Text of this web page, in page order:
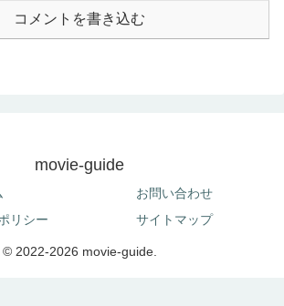
コメントを書き込む
movie-guide
お問い合わせ
リシー
サイトマップ
© 2022-2026 movie-guide.